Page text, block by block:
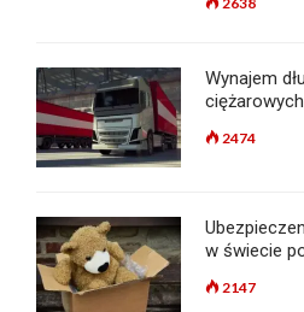
Wynajem
ciężarowych
2474
w świecie
2147